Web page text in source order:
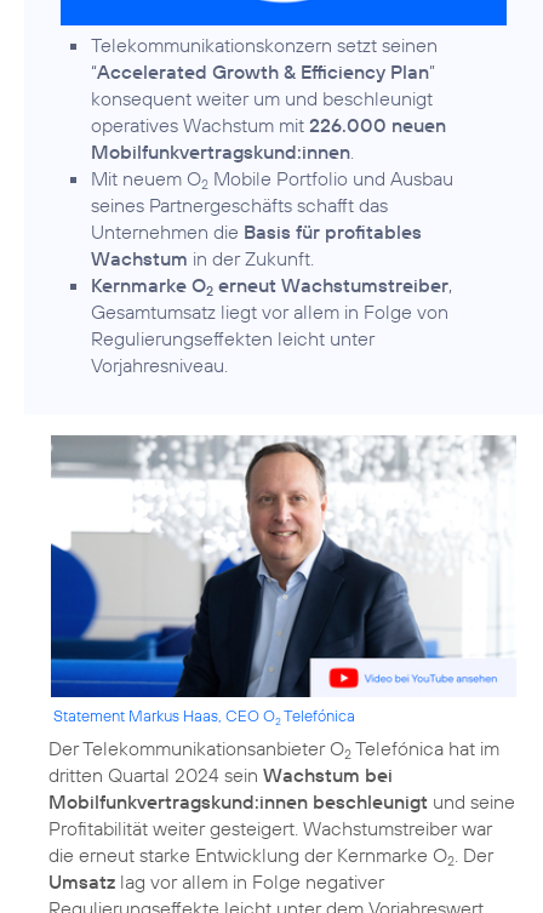
Telekommunikationskonzern setzt seinen
“Accelerated Growth & Efficiency Plan”
konsequent weiter um und beschleunigt
operatives Wachstum mit 226.000 neuen
Mobilfunkvertragskund:innen
Mit neuem O2 Mobile Portfolio und Ausbau
seines Partnergeschäfts schafft das
Unternehmen die Basis für profitables
Wachstum in der Zukunft.
Kernmarke O2 erneut Wachstumstreiber,
Gesamtumsatz liegt vor allem in Folge von
Regulierungseffekten leicht unter
Vorjahresniveau.
Statement Markus Haas, CEO O2Telefónica
Der Telekommunikationsanbieter O2 Telefónica hat im
dritten Quartal 2024 sein Wachstum bei
Mobilfunkvertragskund:innen beschleunigt und seine
Profitabilität weiter gesteigert. Wachstumstreiber war
die erneut starke Entwicklung der Kernmarke O2. Der
Umsatz lag vor allem in Folge negativer